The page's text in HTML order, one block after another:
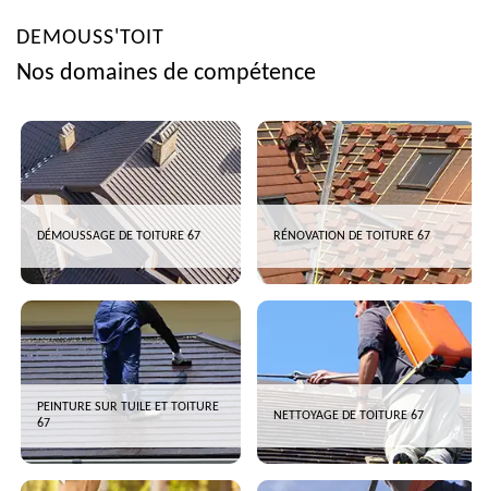
DEMOUSS'TOIT
Nos domaines de compétence
DÉMOUSSAGE DE TOITURE 67 RÉNOVATION DE TOITURE 67
PEINTURE SUR TUILE ET TOITURE
67
NETTOYAGE DE TOITURE 67